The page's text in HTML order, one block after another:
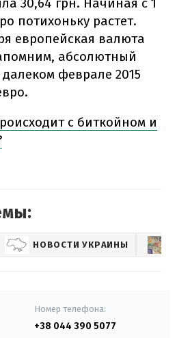
потихоньку растет.
европейская валюта
абсолютный
феврале 2015
с биткойном и
НОВОСТИ УКРАИНЫ
Номер телефона:
+38 044 390 5077